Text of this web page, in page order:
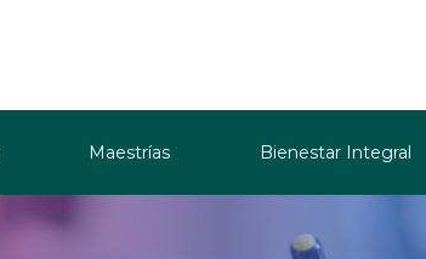
Maestrías Bienestar Integral